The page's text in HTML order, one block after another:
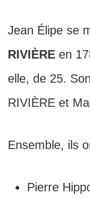
Jean Élipe se
RIVIÈRE en
elle, de 25.
RIVIÈRE et
Ensemble, ils
Pierre